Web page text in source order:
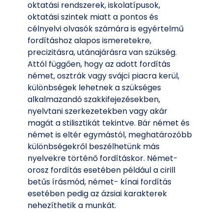
oktatási rendszerek, iskolatípusok,
oktatási szintek miatt a pontos és
célnyelvi olvasók számára is egyértelmű
fordításhoz alapos ismeretekre,
precizitásra, utánajárásra van szükség.
Attól függően, hogy az adott fordítás
német, osztrák vagy svájci piacra kerül,
különbségek lehetnek a szükséges
alkalmazandó szakkifejezésekben,
nyelvtani szerkezetekben vagy akár
magát a stilisztikát tekintve. Bár német és
német is eltér egymástól, meghatározóbb
különbségekről beszélhetünk más
nyelvekre történő fordításkor. Német-
orosz fordítás esetében például a cirill
betűs írásmód, német- kínai fordítás
esetében pedig az ázsiai karakterek
nehezíthetik a munkát.